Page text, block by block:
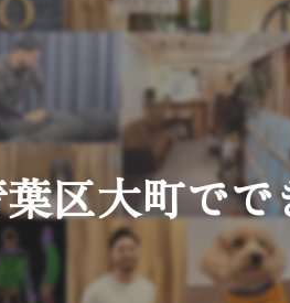
区大町で